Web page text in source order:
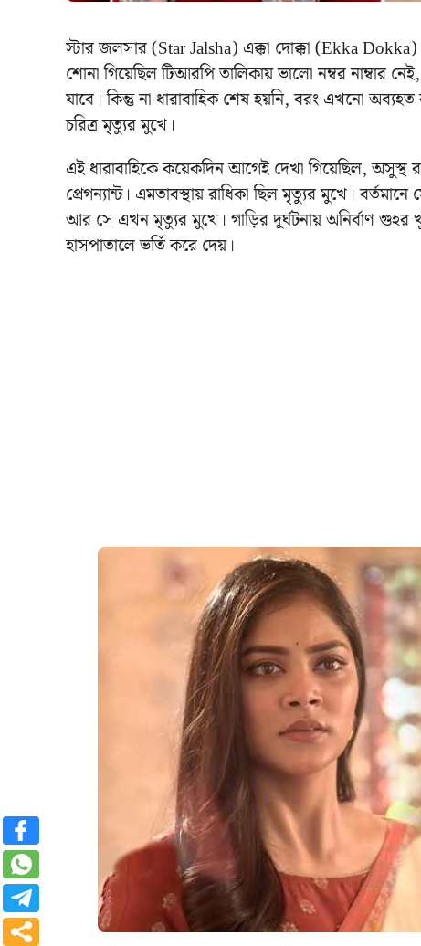
স্টার জলসার (Star Jalsha) এক্কা দোক্কা (Ekka
শোনা গিয়েছিল টিআরপি তালিকায় ভালো নম্বর নাম্বার
যাবে। কিন্তু না ধারাবাহিক শেষ হয়নি, বরং এখনো
চরিত্র মৃত্যুর মুখে।
এই ধারাবাহিকে কয়েকদিন আগেই দেখা গিয়েছিল, অসুস্থ
প্রেগন্যান্ট। এমতাবস্থায় রাধিকা ছিল মৃত্যুর মুখে।
আর সে এখন মৃত্যুর মুখে। গাড়ির দূর্ঘটনায় অনির্বাণ
হাসপাতালে ভর্তি করে দেয়।